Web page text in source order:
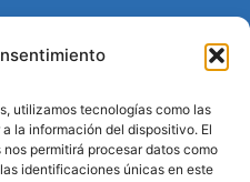
utilizamos tecnologías como las
la información del dispositivo. El
permitirá procesar datos como
identificaciones únicas en este
en Córdoba:
legal
para un